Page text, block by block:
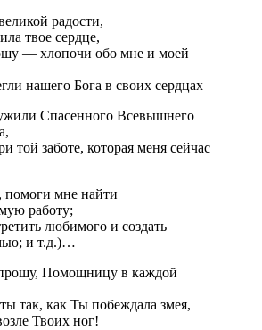
радости,
твое сердце,
— хлопочи обо мне и моей
нашего Бога в своих сердцах
Спасенного Всевышнего
той заботе, которая меня сейчас
помоги мне найти
работу;
любимого и создать
и т.д.)…
Помощницу в каждой
так, как Ты побеждала змея,
Твоих ног!